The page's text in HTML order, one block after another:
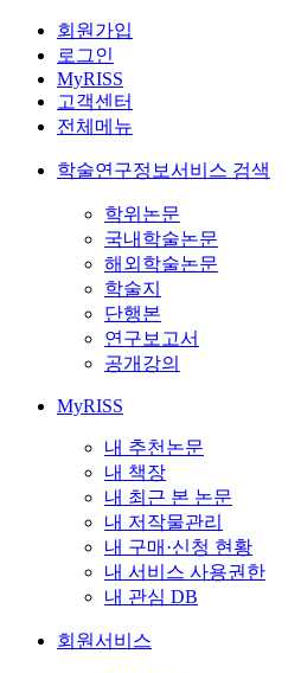
회원가입
로그인
MyRISS
고객센터
전체메뉴
학술연구정보서비스 검색
학위논문
국내학술논문
해외학술논문
학술지
단행본
연구보고서
공개강의
MyRISS
내 추천논문
내 책장
내 최근 본 논문
내 저작물관리
내 구매·신청 현황
내 서비스 사용권한
내 관심 DB
회원서비스